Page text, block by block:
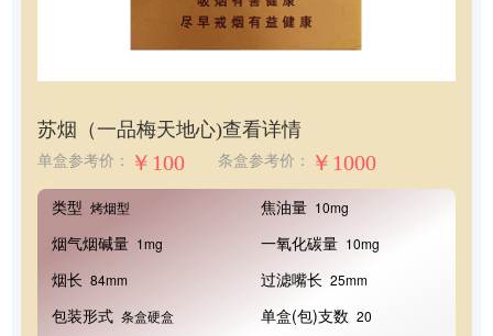
苏烟（一品梅天地心)查看详情
单盒参考价： ￥100 条盒参考价： ￥1000
类型 烤烟型 焦油量 10mg
烟气烟碱量 1mg 一氧化碳量 10mg
烟长 84mm 过滤嘴长 25mm
包装形式 条盒硬盒 单盒(包)支数 20